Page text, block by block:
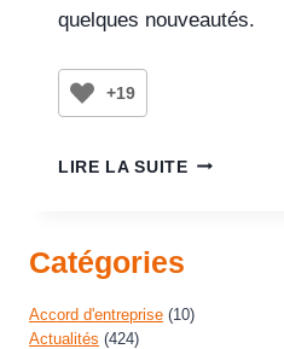
quelques nouveautés.
+19
LIRE LA SUITE
Catégories
Accord d'entreprise (10)
Actualités (424)